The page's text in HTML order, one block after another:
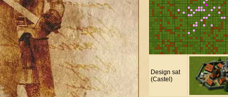
Design sat
(Castel)